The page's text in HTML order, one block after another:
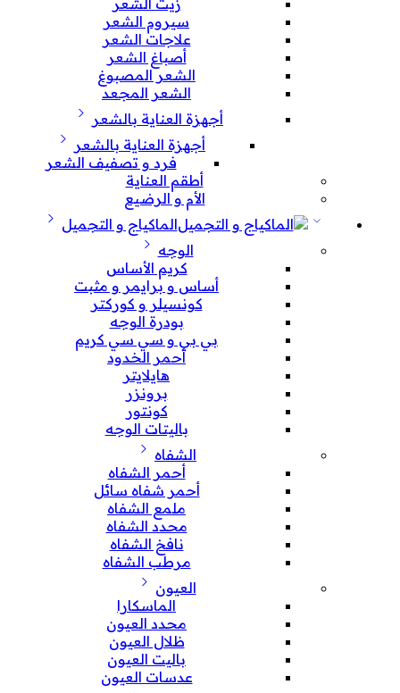
سيروم الشعر
علاجات الشعر
أصباغ الشعر
الشعر المصبوغ
الشعر المجعد
أجهزة العناية بالشعر
أجهزة العناية بالشعر
فرد و تصفيف الشعر
أطقم العناية
الأم و الرضيع
الماكياج و التجميل
الوجه
كريم الأساس
أساس و برايمر و مثبت
كونسيلر و كوركتر
بودرة الوجه
بي بي و سي سي كريم
أحمر الخدود
هايلايتر
برونزر
كونتور
باليتات الوجه
الشفاه
أحمر الشفاه
أحمر شفاه سائل
ملمع الشفاه
محدد الشفاه
نافخ الشفاه
مرطب الشفاه
العيون
الماسكارا
محدد العيون
ظلال العيون
باليت العيون
عدسات العيون